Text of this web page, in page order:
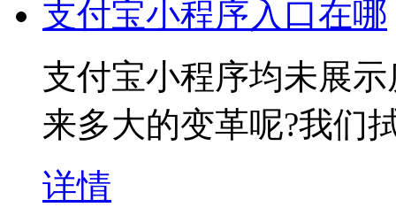
支付宝小程序入口在哪
支付宝小程序均未展
来多大的变革呢?我们
详情